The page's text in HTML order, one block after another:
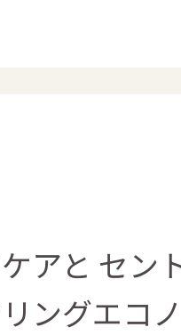
アと セン
ングエコ